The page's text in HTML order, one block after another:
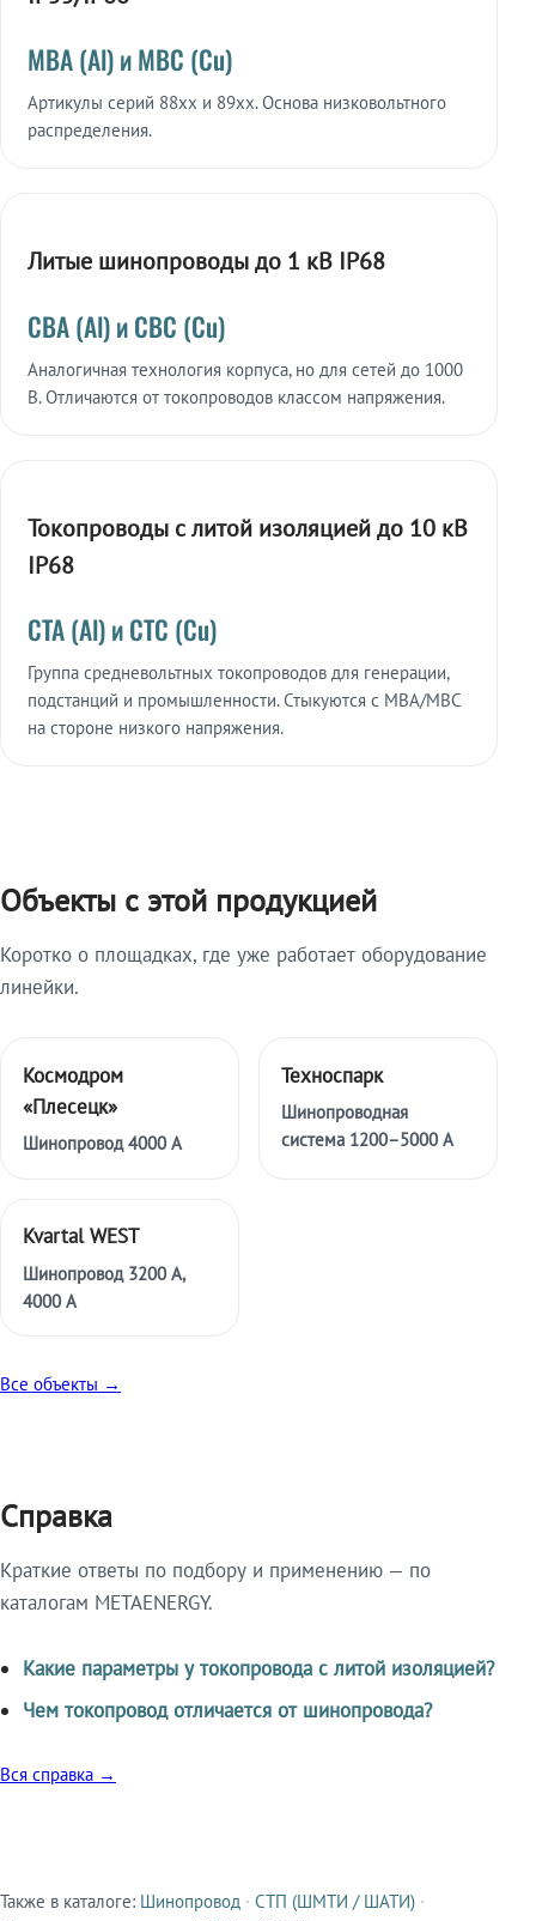
МВА (Al) и МВС (Cu)
Артикулы серий 88xx и 89xx. Основа низковольтного
распределения.
Литые шинопроводы до 1 кВ IP68
СВА (Al) и СВС (Cu)
Аналогичная технология корпуса, но для сетей до 1000
В. Отличаются от токопроводов классом напряжения.
Токопроводы с литой изоляцией до 10 кВ
IP68
СТА (Al) и СТС (Cu)
Группа средневольтных токопроводов для генерации,
подстанций и промышленности. Стыкуются с МВА/МВС
на стороне низкого напряжения.
Объекты с этой продукцией
Коротко о площадках, где уже работает оборудование
линейки.
Космодром
«Плесецк»
Шинопровод 4000 А
Техноспарк
Шинопроводная
система 1200–5000 А
Kvartal WEST
Шинопровод 3200 А,
4000 А
Все объекты →
Справка
Краткие ответы по подбору и применению — по
каталогам METAENERGY.
Какие параметры у токопровода с литой изоляцией?
Чем токопровод отличается от шинопровода?
Вся справка →
Смежные продукты
Также в каталоге: Шинопровод · СТП (ШМТИ / ШАТИ) ·